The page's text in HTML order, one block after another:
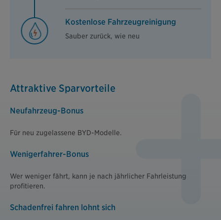
Kostenlose Fahrzeugreinigung
Sauber zurück, wie neu
Attraktive Sparvorteile
Neufahrzeug-Bonus
Für neu zugelassene BYD-Modelle.
Wenigerfahrer-Bonus
Wer weniger fährt, kann je nach jährlicher Fahrleistung
profitieren.
Schadenfrei fahren lohnt sich